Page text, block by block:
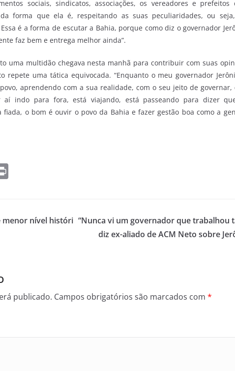
sociais, sindicatos, associações, os vereadores e prefeitos
forma que ela é, respeitando as suas peculiaridades, ou
é a forma de escutar a Bahia, porque como diz o governador
faz bem e entrega melhor ainda”.
uma multidão chegava nesta manhã para contribuir com suas
repete uma tática equivocada. “Enquanto o meu governador
aprendendo com a sua realidade, com o seu jeito de governar,
indo para fora, está viajando, está passeando para dizer
fiada, o bom é ouvir o povo da Bahia e fazer gestão boa como a
menor nível históri “Nunca vi um governador que trabalhou
diz ex-aliado de ACM Neto sobre
publicado. Campos obrigatórios são marcados com *